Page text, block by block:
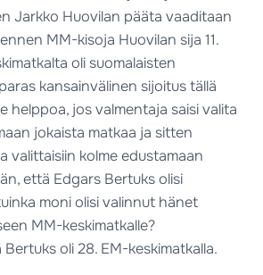
Jarkko Huovilan pääta vaaditaan
MM-kisoja Huovilan sija 11.
oli suomalaisten
kansainvälinen sijoitus tällä
helppoa, jos valmentaja saisi valita
jokaista matkaa ja sitten
valittaisiin kolme edustamaan
että Edgars Bertuks olisi
moni olisi valinnut hänet
MM-keskimatkalle?
oli 28. EM-keskimatkalla.